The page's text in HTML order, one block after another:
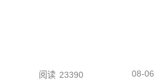
阅读 23390 08-06